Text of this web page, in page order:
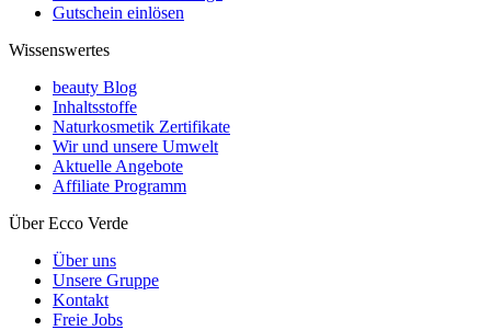
Gutschein einlösen
Wissenswertes
beauty Blog
Inhaltsstoffe
Naturkosmetik Zertifikate
Wir und unsere Umwelt
Aktuelle Angebote
Affiliate Programm
Über Ecco Verde
Über uns
Unsere Gruppe
Kontakt
Freie Jobs